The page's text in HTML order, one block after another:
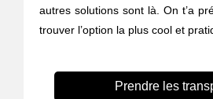
autres solutions sont là. On t’a
trouver l’option la plus cool et
Prendre les